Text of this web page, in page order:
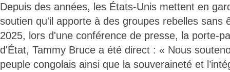
Depuis des années, les États-Unis mettent en
soutien qu'il apporte à des groupes rebelles sans
2025, lors d'une conférence de presse, la porte-
d'État, Tammy Bruce a été direct : « Nous
peuple congolais ainsi que la souveraineté et